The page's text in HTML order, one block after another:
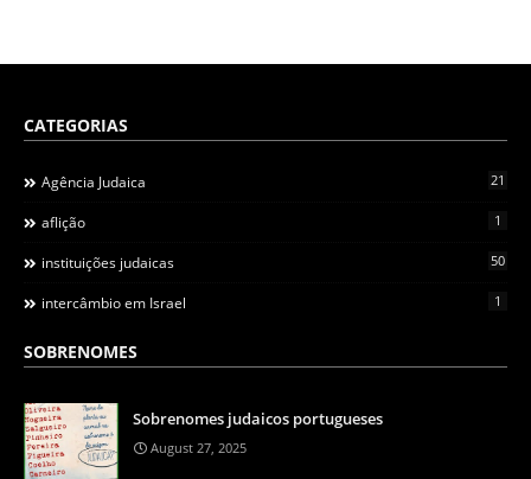
CATEGORIAS
Agência Judaica 21
aflição 1
instituições judaicas 50
intercâmbio em Israel 1
SOBRENOMES
Sobrenomes judaicos portugueses
August 27, 2025